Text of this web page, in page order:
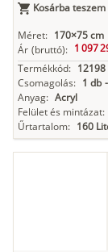
Kosárba teszem
Méret: 170×75 cm
Ár (bruttó): 1 097
Termékkód: 12198
Csomagolás: 1 db -
Anyag: Acryl
Felület és mintázat:
Űrtartalom: 160